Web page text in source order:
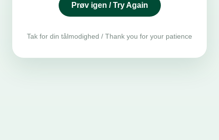
Prøv igen / Try Again
Tak for din tålmodighed / Thank you for your patience